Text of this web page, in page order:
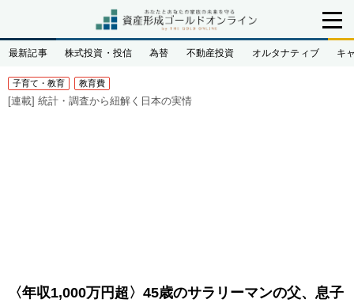
最新記事 株式投資・投信 為替 不動産投資 オルタナティブ キ
子育て・教育 教育費
[連載] 統計・調査から紐解く日本の実情
〈年収1,000万円超〉45歳のサラリーマンの父、息子